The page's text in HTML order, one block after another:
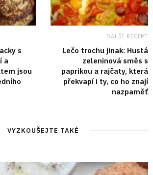
s
a
jsou
DALŠÍ RECEPT
Lečo trochu jinak: Hustá
zeleninová směs s
paprikou a rajčaty, která
překvapí i ty, co ho znají
nazpaměť
VYZKOUŠEJTE TAKÉ